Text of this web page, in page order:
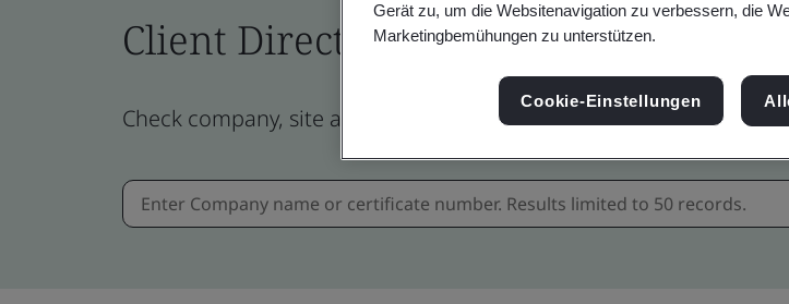
Client Directory profile
Check company, site and product certificates - Validation and
Gerät zu, um die Websitenavigation zu verbessern, die
Marketingbemühungen zu unterstützen.
Cookie-Einstellungen